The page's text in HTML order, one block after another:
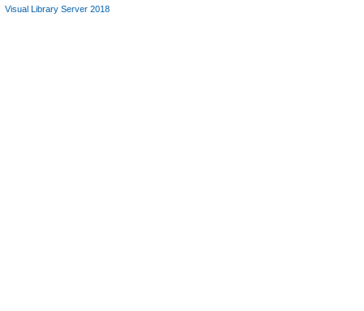
Visual Library Server 2018